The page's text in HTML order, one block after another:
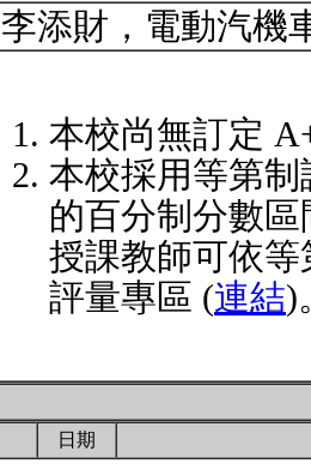
李添財，電動汽機
本校尚無訂定
本校採用等第
的百分制分數
授課教師可依
評量專區 (連結)
日期